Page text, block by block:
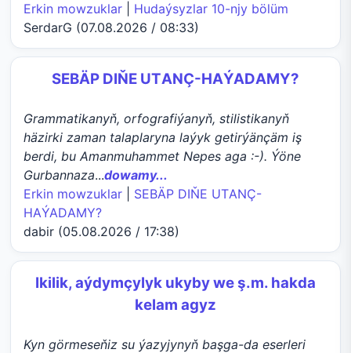
Erkin mowzuklar
Hudaýsyzlar 10-njy bölüm
SerdarG (07.08.2026 / 08:33)
SEBÄP DIŇE UTАNÇ-HАÝADАMY?
Grammatikanyň, orfografiýanyň, stilistikanyň
häzirki zaman talaplaryna laýyk getirýänçäm iş
berdi, bu Amanmuhammet Nepes aga :-). Ýöne
Gurbannaza...dowamy...
Erkin mowzuklar
SEBÄP DIŇE UTАNÇ-
HАÝADАMY?
dabir (05.08.2026 / 17:38)
Ikilik, aýdymçylyk ukyby we ş.m. hakda
kelam agyz
Kyn görmeseňiz su ýazyjynyň başga-da eserleri